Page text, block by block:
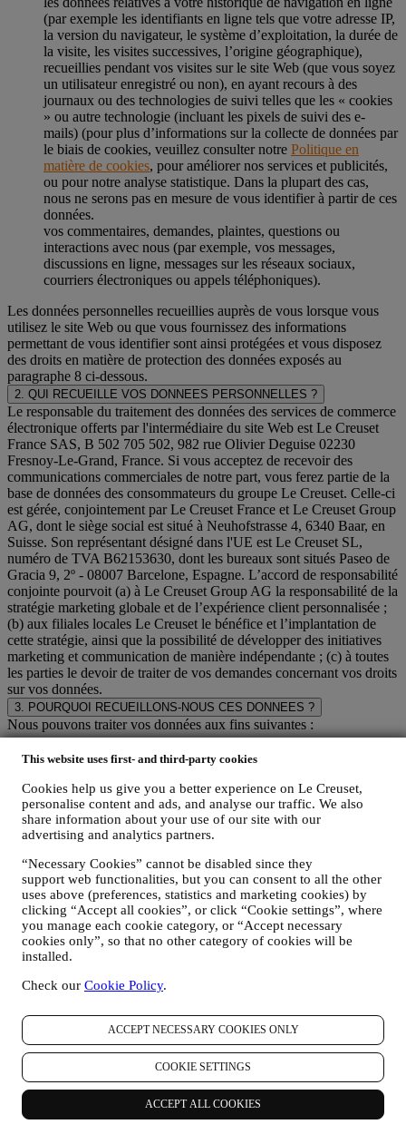
This website uses first- and third-party cookies
Cookies help us give you a better experience on Le Creuset,
personalise content and ads, and analyse our traffic. We also
share information about your use of our site with our
advertising and analytics partners.
“Necessary Cookies” cannot be disabled since they
support web functionalities, but you can consent to all the other
uses above (preferences, statistics and marketing cookies) by
clicking “Accept all cookies”, or click “Cookie settings”, where
you manage each cookie category, or “Accept necessary
cookies only”, so that no other category of cookies will be
installed.
Check our Cookie Policy.
ACCEPT NECESSARY COOKIES ONLY
COOKIE SETTINGS
ACCEPT ALL COOKIES
(par exemple les identifiants en ligne tels que votre adresse IP,
la version du navigateur, le système d’exploitation, la durée de
la visite, les visites successives, l’origine géographique),
recueillies pendant vos visites sur le site Web (que vous soyez
un utilisateur enregistré ou non), en ayant recours à des
journaux ou des technologies de suivi telles que les « cookies
» ou autre technologie (incluant les pixels de suivi des e-
mails) (pour plus d’informations sur la collecte de données par
le biais de cookies, veuillez consulter notre Politique en
matière de cookies, pour améliorer nos services et publicités,
ou pour notre analyse statistique. Dans la plupart des cas,
nous ne serons pas en mesure de vous identifier à partir de ces
données.
vos commentaires, demandes, plaintes, questions ou
interactions avec nous (par exemple, vos messages,
discussions en ligne, messages sur les réseaux sociaux,
courriers électroniques ou appels téléphoniques).
Les données personnelles recueillies auprès de vous lorsque vous
utilisez le site Web ou que vous fournissez des informations
permettant de vous identifier sont ainsi protégées et vous disposez
des droits en matière de protection des données exposés au
paragraphe 8 ci-dessous.
2. QUI RECUEILLE VOS DONNEES PERSONNELLES ?
Le responsable du traitement des données des services de commerce
électronique offerts par l'intermédiaire du site Web est Le Creuset
France SAS, B 502 705 502, 982 rue Olivier Deguise 02230
Fresnoy-Le-Grand, France. Si vous acceptez de recevoir des
communications commerciales de notre part, vous ferez partie de la
base de données des consommateurs du groupe Le Creuset. Celle-ci
est gérée, conjointement par Le Creuset France et Le Creuset Group
AG, dont le siège social est situé à Neuhofstrasse 4, 6340 Baar, en
Suisse. Son représentant désigné dans l'UE est Le Creuset SL,
numéro de TVA B62153630, dont les bureaux sont situés Paseo de
Gracia 9, 2º - 08007 Barcelone, Espagne. L’accord de responsabilité
conjointe pourvoit (a) à Le Creuset Group AG la responsabilité de la
stratégie marketing globale et de l’expérience client personnalisée ;
(b) aux filiales locales Le Creuset le bénéfice et l’implantation de
cette stratégie, ainsi que la possibilité de développer des initiatives
marketing et communication de manière indépendante ; (c) à toutes
les parties le devoir de traiter de vos demandes concernant vos droits
sur vos données.
3. POURQUOI RECUEILLONS-NOUS CES DONNEES ?
Nous pouvons traiter vos données aux fins suivantes :
POUR NOUS ACQUITTER DE NOS OBLIGATIONS
données vous concernant afin de nous acquitter de nos
obligations légales et autres obligations découlant
d’instructions qui émanent des autorités publiques.
POUR CREER UN COMPTE LE CREUSET : Nous
vous donnera accès à un ensemble d’avantages réservés aux
utilisateurs enregistrés, afin de vous permettre de mieux
profiter de nos services, tels que le paiement accéléré,
l’enregistrement de plusieurs adresses d’expédition et la
consultation et le suivi des commandes. Cette activité de
traitement se fonde sur l’exécution contractuelle de ce service.
FOURNIR NOS PRODUITS, SERVICES ET
relation contractuelle que nous entretenons avec vous, vos
achats de produits sur le site Web et en boutique Le Creuset,
votre utilisation du site Web, tout recours ultérieur au service
après-vente, ou votre participation à des concours. Nous
pouvons être amenés à traiter certaines données vous
concernant à des fins administratives liées à la relation